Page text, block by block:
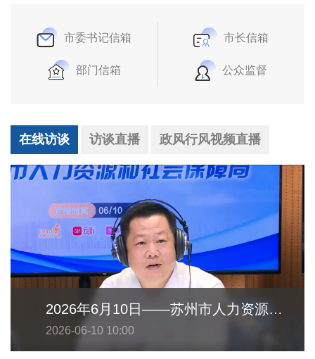
市委书记信箱 市长信箱
部门信箱 公众监督
在线访谈 访谈直播 政风行风视频直播
2026年6月10日——苏州市人力资源和社会保障局
2026-06-10 10:00